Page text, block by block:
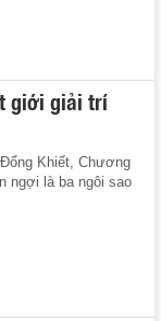
giới giải trí
Khiết, Chương
ngợi là ba ngôi sao